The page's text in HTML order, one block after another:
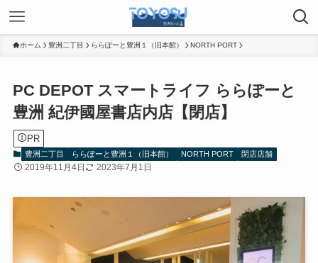
ホーム 豊洲二丁目 ららぽーと豊洲１（旧本館） NORTH PORT
PC DEPOT スマートライフ ららぽーと
豊洲 紀伊國屋書店内店【閉店】
PR
豊洲二丁目 ららぽーと豊洲１（旧本館） NORTH PORT 閉店店舗
2019年11月4日 2023年7月1日